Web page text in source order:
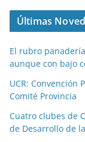
Últimas
El rubro
aunque con bajo
UCR: Convención
Comité Provincia
Cuatro clubes de
de Desarrollo de